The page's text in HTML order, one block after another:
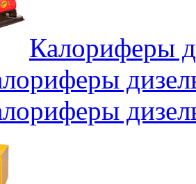
Калориферы